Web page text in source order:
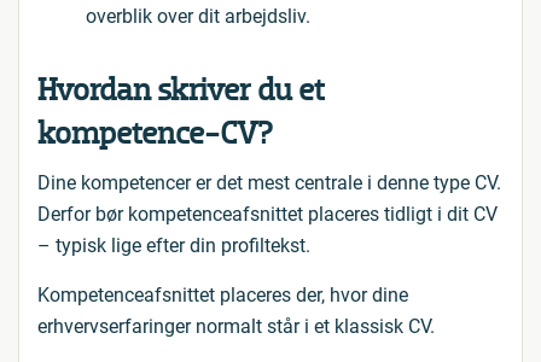
overblik over dit arbejdsliv.
Hvordan skriver du et
kompetence-CV?
Dine kompetencer er det mest centrale i denne type CV.
Derfor bør kompetenceafsnittet placeres tidligt i dit CV
– typisk lige efter din profiltekst.
Kompetenceafsnittet placeres der, hvor dine
erhvervserfaringer normalt står i et klassisk CV.